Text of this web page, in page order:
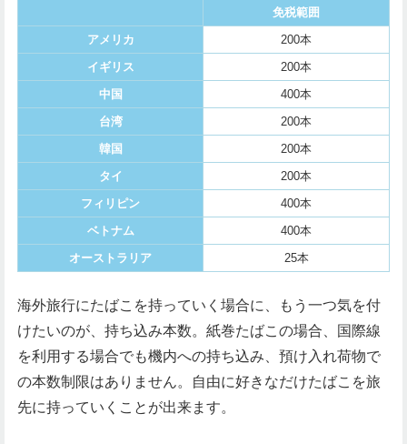
免税範囲
アメリカ
200本
イギリス
200本
中国
400本
台湾
200本
韓国
200本
タイ
200本
フィリピン
400本
ベトナム
400本
オーストラリア
25本
海外旅行にたばこを持っていく場合に、もう一つ気を付
けたいのが、持ち込み本数。紙巻たばこの場合、国際線
を利用する場合でも機内への持ち込み、預け入れ荷物で
の本数制限はありません。自由に好きなだけたばこを旅
先に持っていくことが出来ます。